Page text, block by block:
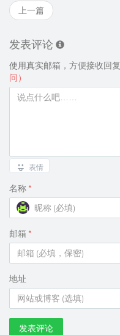
上一篇
发表评论
使用真实邮箱，方便接收回复
问）
表情
名称 *
邮箱 *
地址
发表评论